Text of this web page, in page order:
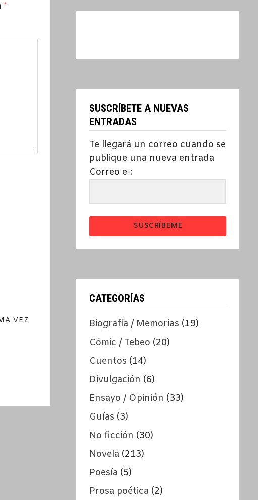
*
VEZ
SUSCRÍBETE A NUEVAS
ENTRADAS
Te llegará un correo cuando se
publique una nueva entrada
Correo e-:
SUSCRÍBEME
CATEGORÍAS
Biografía / Memorias (19)
Cómic / Tebeo (20)
Cuentos (14)
Divulgación (6)
Ensayo / Opinión (33)
Guías (3)
No ficción (30)
Novela (213)
Poesía (5)
Prosa poética (2)